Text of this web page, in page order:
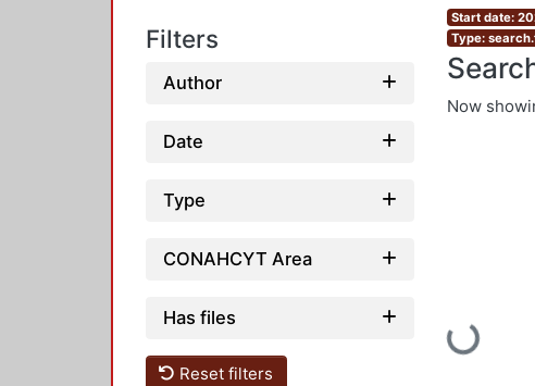
Filters
Author
Date
Type
CONAHCYT Area
Has files
Reset filters
Start date:
Type:
Now
Loading...